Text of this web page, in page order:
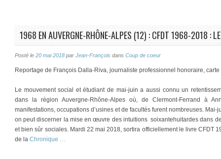
1968 EN AUVERGNE-RHÔNE-ALPES (12) : CFDT 1968-2018 :
Posté le 20 mai 2018 par Jean-François dans Coup de coeur
Reportage de François Dalla-Riva, journaliste professionnel honoraire,
Le mouvement social et étudiant de mai-juin a aussi connu un
dans la région Auvergne-Rhône-Alpes où, de Clermont-Ferrand à
manifestations, occupations d’usines et de facultés furent nombreuses. Mai-
on peut discerner la mise en œuvre des intuitions soixantehuitardes dans
et bien sûr sociales. Mardi 22 mai 2018, sortira officiellement le livre CFDT
de la Chronique …